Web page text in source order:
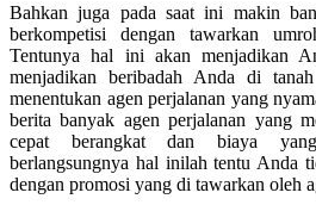
Bahkan juga pada saat ini makin
berkompetisi dengan tawarkan
Tentunya hal ini akan menjadikan
menjadikan beribadah Anda di
menentukan agen perjalanan yang
berita banyak agen perjalanan yang
cepat berangkat dan biaya
berlangsungnya hal inilah tentu Anda
dengan promosi yang di tawarkan oleh